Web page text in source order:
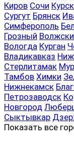
Киров Сочи Курск
Сургут Брянск
Симферополь
Грозный
Вологда Курган
Владикавказ
Стерлитамак
Тамбов Химки
Нижнекамск
Петрозаводск
Новгород
Сыктывкар
Показать все